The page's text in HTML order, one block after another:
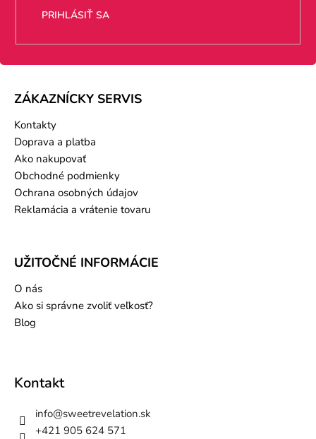
PRIHLÁSIŤ SA
ZÁKAZNÍCKY SERVIS
Kontakty
Doprava a platba
Ako nakupovať
Obchodné podmienky
Ochrana osobných údajov
Reklamácia a vrátenie tovaru
UŽITOČNÉ INFORMÁCIE
O nás
Ako si správne zvoliť veľkosť?
Blog
Kontakt
info@sweetrevelation.sk
+421 905 624 571